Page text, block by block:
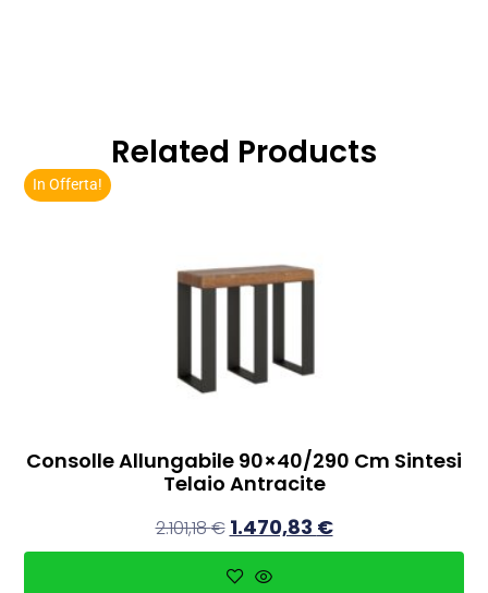
Related Products
In Offerta!
Consolle Allungabile 90×40/290 Cm Sintesi
Telaio Antracite
2.101,18€ 1.470,83 €